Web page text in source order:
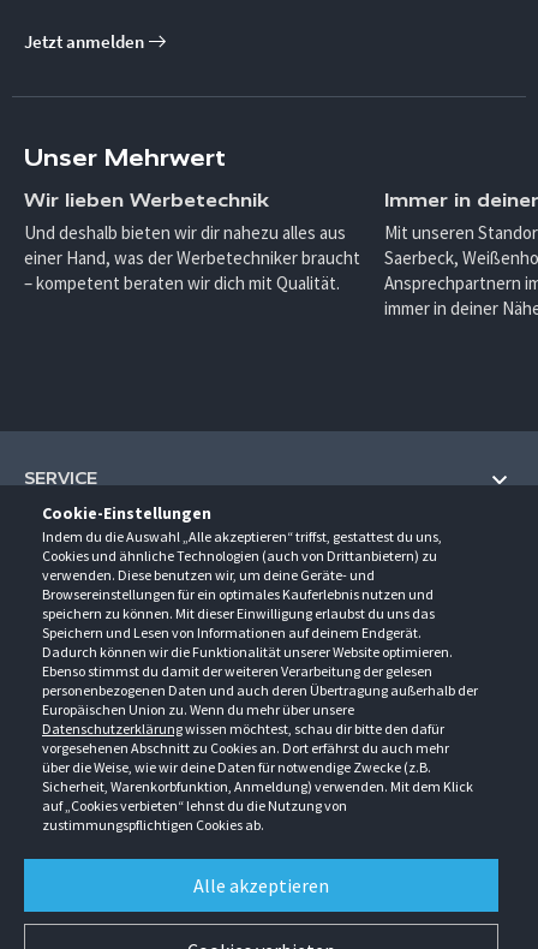
Cookie-Einstellungen
Indem du die Auswahl „Alle akzeptieren“ triffst, gestattest du uns,
Cookies und ähnliche Technologien (auch von Drittanbietern) zu
verwenden. Diese benutzen wir, um deine Geräte- und
Browsereinstellungen für ein optimales Kauferlebnis nutzen und
speichern zu können. Mit dieser Einwilligung erlaubst du uns das
Speichern und Lesen von Informationen auf deinem Endgerät.
Dadurch können wir die Funktionalität unserer Website optimieren.
Ebenso stimmst du damit der weiteren Verarbeitung der gelesen
personenbezogenen Daten und auch deren Übertragung außerhalb der
Europäischen Union zu. Wenn du mehr über unsere
Datenschutzerklärungwissen möchtest, schau dir bitte den dafür
vorgesehenen Abschnitt zu Cookies an. Dort erfährst du auch mehr
über die Weise, wie wir deine Daten für notwendige Zwecke (z.B.
Sicherheit, Warenkorbfunktion, Anmeldung) verwenden. Mit dem Klick
auf „Cookies verbieten“ lehnst du die Nutzung von
zustimmungspflichtigen Cookies ab.
Alle akzeptieren
Jetzt anmelden
Unser Mehrwert
Wir lieben Werbetechnik
Und deshalb bieten wir dir nahezu alles aus
einer Hand, was der Werbetechniker braucht
– kompetent beraten wir dich mit Qualität.
Immer in
Mit unseren
Saerbeck,
Ansprechpartnern
immer in deiner
SERVICE
Hilfe und Information
Fragen und Antworten (FAQ)
Kontakt
Newsletter
Events
Downloads
Kataloge
UNTERNEHMEN
Über uns
Anfahrt
Ansprechpartner
Außendienstbesuch
Jobs & Ausbildung
Retouren/Reklamationen
KONTAKT
Gröner-Schulze GmbH
Sarirstraße 5
12529 Schönefeld
Berlin-Schönefeld: +49 30 68 29 54-0
Saerbeck: +49 2574 88750-0
Weißenhorn: +49 731 3982-0
info@groener-schulze.com
ÖFFNUNGSZEITEN
Montag - Donnerstag
9:00 - 17:00
Freitag
9:00 - 15:00
FOLGE UNS
AGB Datenschutzbestimmungen Impressum
Alle Rechte vorbehalten. © Gröner-Schulze GmbH 2026 Verkauf nur an Unternehmer,